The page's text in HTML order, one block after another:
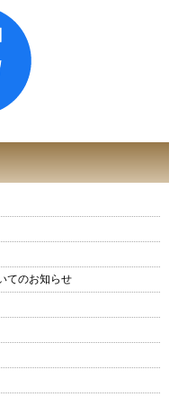
てのお知らせ